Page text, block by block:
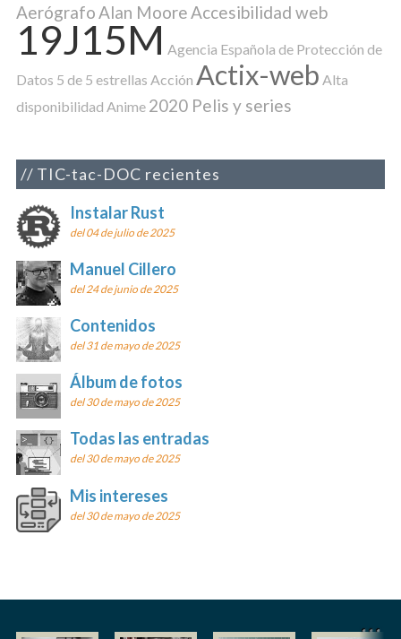
Aerógrafo Alan Moore Accesibilidad web
19J15M Agencia Española de Protección de
Datos 5 de 5 estrellas Acción Actix-web Alta
disponibilidad Anime 2020 Pelis y series
TIC-tac-DOC recientes
Instalar Rust
del 04 de julio de 2025
Manuel Cillero
del 24 de junio de 2025
Contenidos
del 31 de mayo de 2025
Álbum de fotos
del 30 de mayo de 2025
Todas las entradas
del 30 de mayo de 2025
Mis intereses
del 30 de mayo de 2025